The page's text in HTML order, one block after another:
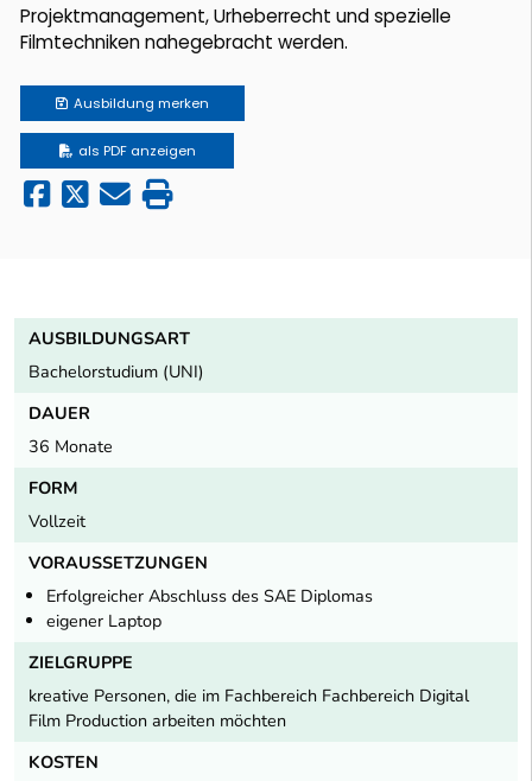
Projektmanagement, Urheberrecht und spezielle
Filmtechniken nahegebracht werden.
Ausbildung merken
als PDF anzeigen
AUSBILDUNGSART
Bachelorstudium (UNI)
DAUER
36 Monate
FORM
Vollzeit
VORAUSSETZUNGEN
Erfolgreicher Abschluss des SAE Diplomas
eigener Laptop
ZIELGRUPPE
kreative Personen, die im Fachbereich Fachbereich Digital
Film Production arbeiten möchten
KOSTEN